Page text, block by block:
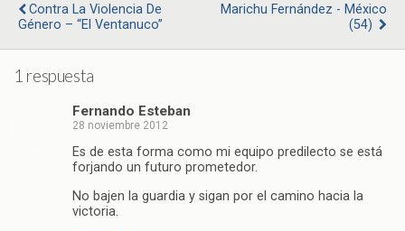
Contra La Violencia De
Género – “El Ventanuco”
Marichu Fernández - México
(54)
1 respuesta
Fernando Esteban
28 noviembre 2012
Es de esta forma como mi equipo predilecto se está
forjando un futuro prometedor.
No bajen la guardia y sigan por el camino hacia la
victoria.